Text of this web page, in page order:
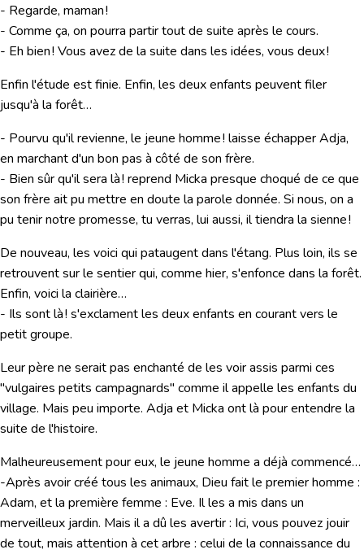
- Regarde, maman !
- Comme ça, on pourra partir tout de suite après le cours.
- Eh bien ! Vous avez de la suite dans les idées, vous deux !
Enfin l'étude est finie. Enfin, les deux enfants peuvent filer
jusqu'à la forêt…
- Pourvu qu'il revienne, le jeune homme ! laisse échapper Adja,
en marchant d'un bon pas à côté de son frère.
- Bien sûr qu'il sera là ! reprend Micka presque choqué de ce que
son frère ait pu mettre en doute la parole donnée. Si nous, on a
pu tenir notre promesse, tu verras, lui aussi, il tiendra la sienne !
De nouveau, les voici qui pataugent dans l'étang. Plus loin, ils se
retrouvent sur le sentier qui, comme hier, s'enfonce dans la forêt.
Enfin, voici la clairière…
- Ils sont là ! s'exclament les deux enfants en courant vers le
petit groupe.
Leur père ne serait pas enchanté de les voir assis parmi ces
"vulgaires petits campagnards" comme il appelle les enfants du
village. Mais peu importe. Adja et Micka ont là pour entendre la
suite de l'histoire.
Malheureusement pour eux, le jeune homme a déjà commencé…
-Après avoir créé tous les animaux, Dieu fait le premier homme :
Adam, et la première femme : Eve. Il les a mis dans un
merveilleux jardin. Mais il a dû les avertir : Ici, vous pouvez jouir
de tout, mais attention à cet arbre : celui de la connaissance du